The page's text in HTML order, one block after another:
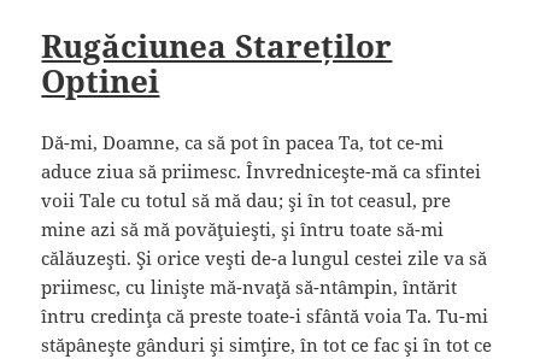
Rugăciunea Stareților
Optinei
Dă-mi, Doamne, ca să pot în pacea Ta, tot ce-mi
aduce ziua să priimesc. Învredniceşte-mă ca sfintei
voii Tale cu totul să mă dau; şi în tot ceasul, pre
mine azi să mă povăţuieşti, şi întru toate să-mi
călăuzeşti. Şi orice veşti de-a lungul cestei zile va să
priimesc, cu linişte mă-nvaţă să-ntâmpin, întărit
întru credinţa că preste toate-i sfântă voia Ta. Tu-mi
stăpâneşte gânduri şi simţire, în tot ce fac şi în tot ce